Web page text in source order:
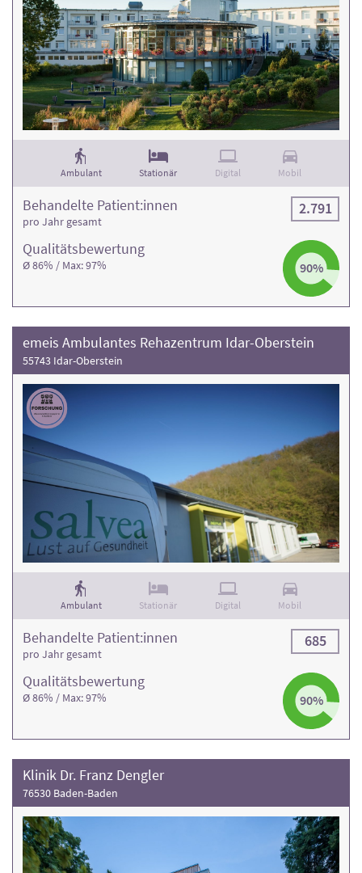
Ambulant Stationär Digital Mobil
Qualitäts­bewertung
Ø 86% / Max: 97% 90%
Behandelte Patient:innen
pro Jahr gesamt
2.791
emeis Ambulantes Rehazentrum Idar-Oberstein
55743 Idar-Oberstein
Ambulant Stationär Digital Mobil
Qualitäts­bewertung
Ø 86% / Max: 97% 90%
Behandelte Patient:innen
pro Jahr gesamt
685
Klinik Dr. Franz Dengler
76530 Baden-Baden